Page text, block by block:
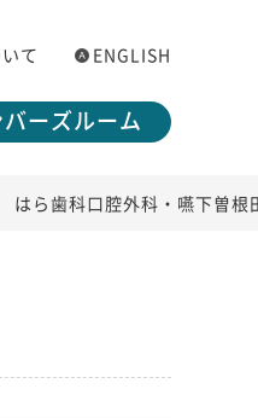
て ENGLISH
バーズルーム
はら歯科口腔外科・嚥下曽根